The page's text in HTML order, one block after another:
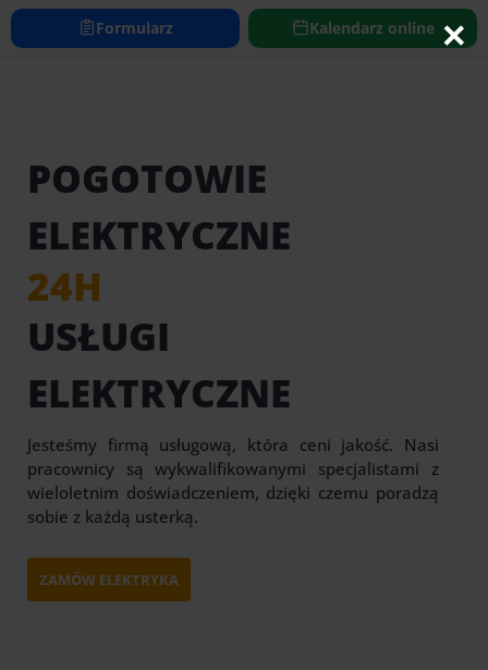
Formularz Kalendarz online
https://www.elektryk24h.com
POGOTOWIE
ELEKTRYCZNE
24H
USŁUGI
ELEKTRYCZNE
Jesteśmy firmą usługową, która ceni jakość. Nasi
pracownicy są wykwalifikowanymi specjalistami z
wieloletnim doświadczeniem, dzięki czemu poradzą
sobie z każdą usterką.
ZAMÓW ELEKTRYKA
×